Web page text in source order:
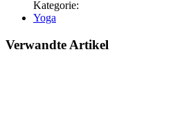
Yoga
Verwandte Artikel